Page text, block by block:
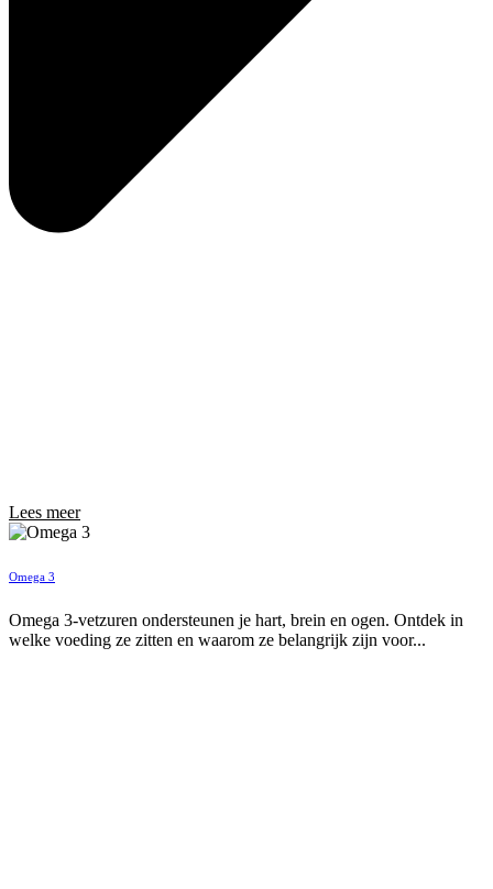
Lees meer
Omega 3
Omega 3-vetzuren ondersteunen je hart, brein en ogen. Ontdek in
welke voeding ze zitten en waarom ze belangrijk zijn voor...